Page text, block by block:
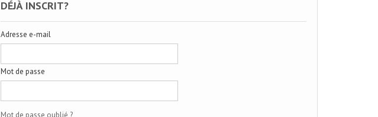
DÉJÀ INSCRIT?
Adresse e-mail
Mot de passe
Mot de passe oublié ?